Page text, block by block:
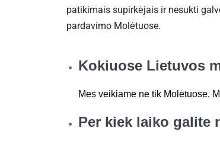
patikimais supirkėjais ir nesukti
pardavimo Molėtuose.
Kokiuose Lietuvos
Mes veikiame ne tik Molėtuose.
Per kiek laiko galite